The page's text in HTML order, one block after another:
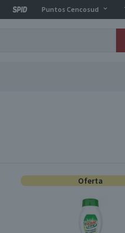
Puntos Cencosud
Oferta